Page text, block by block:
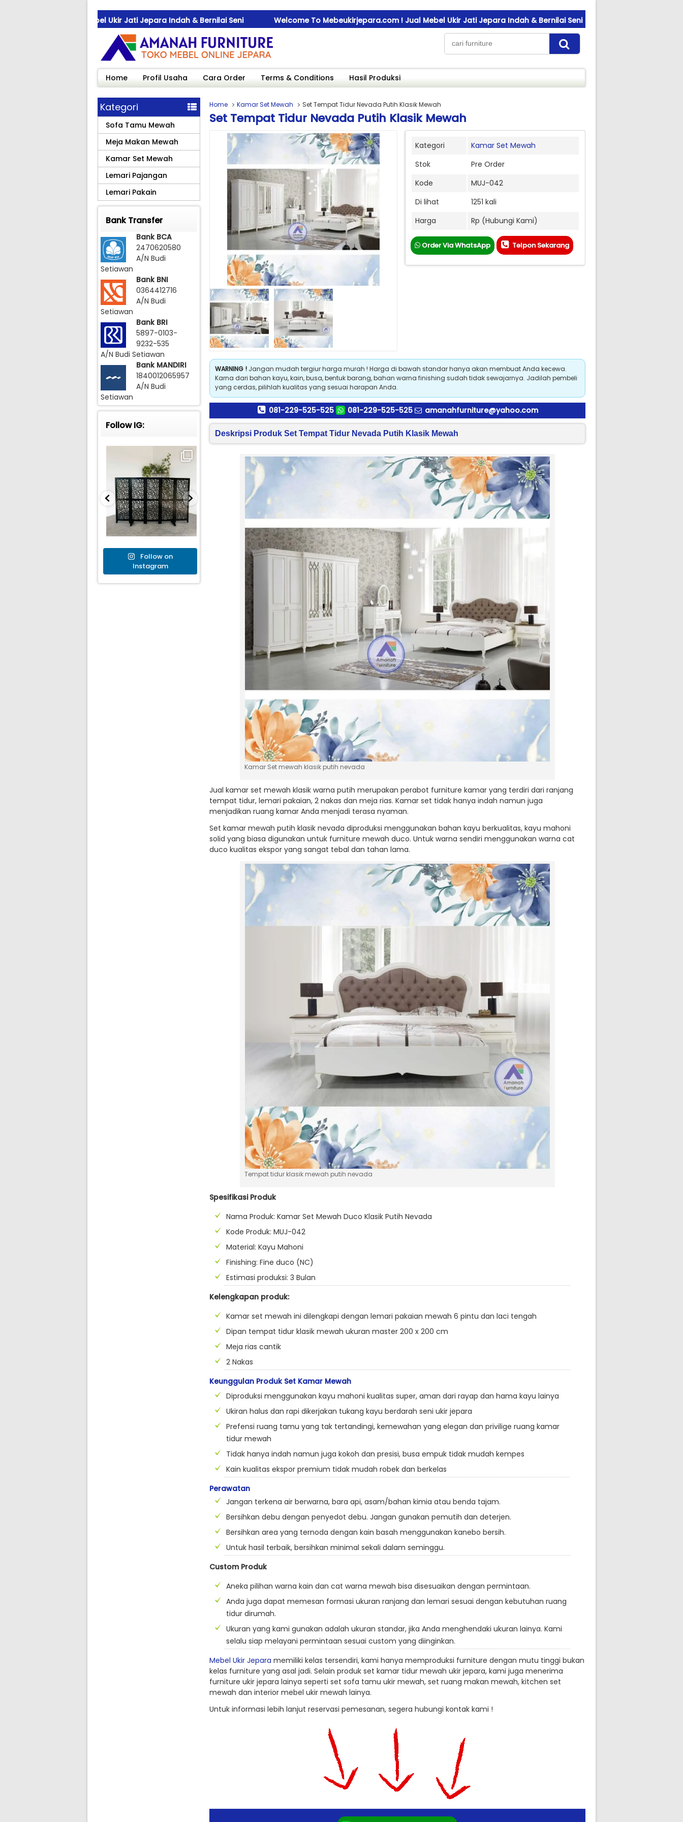
! Jual Mebel Ukir Jati Jepara Indah & Bernilai Seni Welcome To Mebeukirjepara.com ! Jual Mebel Ukir Jati Jepara Indah & Bernilai Seni Welcome To
! Jual Mebel Ukir Jati Jepara Indah & Bernilai Seni Welcome To Mebeukirjepara.com ! Jual Mebel Ukir Jati Jepara Indah & Bernilai Seni
! Jual Mebel Ukir Jati Jepara Indah & Bernilai Seni
Home
Profil Usaha Cara Order Terms & Conditions Hasil Produksi
Home Kamar Set Mewah Set Tempat Tidur Nevada Putih Klasik Mewah
Set Tempat Tidur Nevada Putih Klasik Mewah
Kategori
Kamar Set Mewah
Stok
Pre Order
Kode
MUJ-042
Di lihat
1251 kali
Harga
Rp (Hubungi Kami)
Order Via WhatsApp Telpon Sekarang
WARNING ! Jangan mudah tergiur harga murah ! Harga di bawah standar hanya akan membuat Anda kecewa.
Karna dari bahan kayu, kain, busa, bentuk barang, bahan warna finishing sudah tidak sewajarnya. Jadilah pembeli
yang cerdas, pilihlah kualitas yang sesuai harapan Anda.
081-229-525-525 081-229-525-525 amanahfurniture@yahoo.com
Deskripsi Produk Set Tempat Tidur Nevada Putih Klasik Mewah
Kamar Set mewah klasik putih nevada
Jual kamar set mewah klasik warna putih merupakan perabot furniture kamar yang terdiri dari ranjang
tempat tidur, lemari pakaian, 2 nakas dan meja rias. Kamar set tidak hanya indah namun juga
menjadikan ruang kamar Anda menjadi terasa nyaman.
Set kamar mewah putih klasik nevada diproduksi menggunakan bahan kayu berkualitas, kayu mahoni
solid yang biasa digunakan untuk furniture mewah duco. Untuk warna sendiri menggunakan warna cat
duco kualitas ekspor yang sangat tebal dan tahan lama.
Tempat tidur klasik mewah putih nevada
Spesifikasi Produk
Nama Produk: Kamar Set Mewah Duco Klasik Putih Nevada
Kode Produk: MUJ-042
Material: Kayu Mahoni
Finishing: Fine duco (NC)
Estimasi produksi: 3 Bulan
Kelengkapan produk:
Kamar set mewah ini dilengkapi dengan lemari pakaian mewah 6 pintu dan laci tengah
Dipan tempat tidur klasik mewah ukuran master 200 x 200 cm
Meja rias cantik
2 Nakas
Keunggulan Produk Set Kamar Mewah
Diproduksi menggunakan kayu mahoni kualitas super, aman dari rayap dan hama kayu lainya
Ukiran halus dan rapi dikerjakan tukang kayu berdarah seni ukir jepara
Prefensi ruang tamu yang tak tertandingi, kemewahan yang elegan dan privilige ruang kamar
tidur mewah
Tidak hanya indah namun juga kokoh dan presisi, busa empuk tidak mudah kempes
Kain kualitas ekspor premium tidak mudah robek dan berkelas
Perawatan
Jangan terkena air berwarna, bara api, asam/bahan kimia atau benda tajam.
Bersihkan debu dengan penyedot debu. Jangan gunakan pemutih dan deterjen.
Bersihkan area yang ternoda dengan kain basah menggunakan kanebo bersih.
Untuk hasil terbaik, bersihkan minimal sekali dalam seminggu.
Custom Produk
Aneka pilihan warna kain dan cat warna mewah bisa disesuaikan dengan permintaan.
Anda juga dapat memesan formasi ukuran ranjang dan lemari sesuai dengan kebutuhan ruang
tidur dirumah.
Ukuran yang kami gunakan adalah ukuran standar, jika Anda menghendaki ukuran lainya. Kami
selalu siap melayani permintaan sesuai custom yang diinginkan.
Mebel Ukir Jepara memiliki kelas tersendiri, kami hanya memproduksi furniture dengan mutu tinggi bukan
kelas furniture yang asal jadi. Selain produk set kamar tidur mewah ukir jepara, kami juga menerima
furniture ukir jepara lainya seperti set sofa tamu ukir mewah, set ruang makan mewah, kitchen set
mewah dan interior mebel ukir mewah lainya.
Untuk informasi lebih lanjut reservasi pemesanan, segera hubungi kontak kami !
Kategori
Sofa Tamu Mewah
Meja Makan Mewah
Kamar Set Mewah
Lemari Pajangan
Lemari Pakain
Bank Transfer
Bank BCA
2470620580
A/N Budi
Setiawan
Bank BNI
0364412716
A/N Budi
Setiawan
Bank BRI
5897-0103-
9232-535
A/N Budi Setiawan
Bank MANDIRI
1840012065957
A/N Budi
Setiawan
Follow IG:
Follow on
Instagram